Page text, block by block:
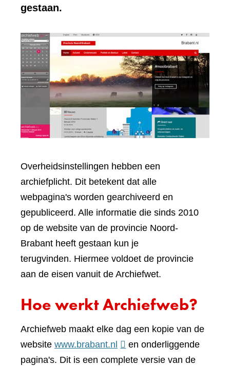
gestaan.
Overheidsinstellingen hebben een
archiefplicht. Dit betekent dat alle
webpagina's worden gearchiveerd en
gepubliceerd. Alle informatie die sinds 2010
op de website van de provincie Noord-
Brabant heeft gestaan kun je
terugvinden. Hiermee voldoet de provincie
aan de eisen vanuit de Archiefwet.
Hoe werkt Archiefweb?
Archiefweb maakt elke dag een kopie van de
website www.brabant.nl (verwijst
naar
en onderliggende
pagina's. Dit is een complete versie van de